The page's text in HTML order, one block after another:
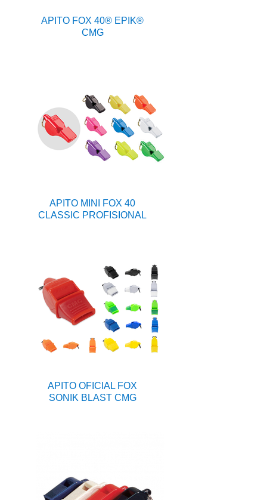
APITO FOX 40® EPIK®
CMG
APITO MINI FOX 40
CLASSIC PROFISIONAL
APITO OFICIAL FOX
SONIK BLAST CMG